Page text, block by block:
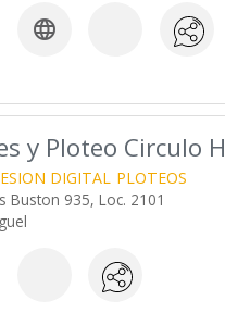

y Ploteo Circulo H
DIGITAL PLOTEOS
Buston 935, Loc. 2101